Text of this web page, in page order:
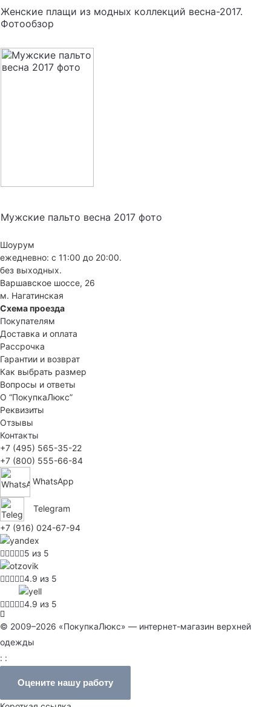
Женские плащи из модных коллекций весна-2017.
Фотообзор
Мужские пальто весна 2017 фото
Шоурум
ежедневно: с 11:00 до 20:00.
без выходных.
Варшавское шоссе, 26
м. Нагатинская
Схема проезда
Покупателям
Доставка и оплата
Рассрочка
Гарантии и возврат
Как выбрать размер
Вопросы и ответы
О “ПокупкаЛюкс”
Реквизиты
Отзывы
Контакты
+7 (495) 565-35-22
+7 (800) 555-66-84
WhatsApp
Telegram
+7 (916) 024-67-94
5 из 5
4.9 из 5
4.9 из 5
© 2009–2026 «ПокупкаЛюкс» — интернет-магазин верхней
одежды
: :
Оцените нашу работу